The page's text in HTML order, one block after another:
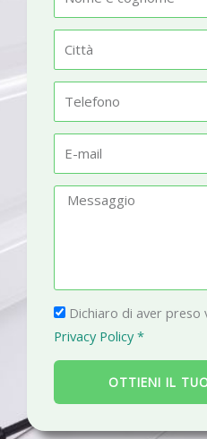
m
t
à
l
fm
a
g
g
i
P
r
i
a
c
Dichiaro di aver preso
Privacy Policy *
OTTIENI IL